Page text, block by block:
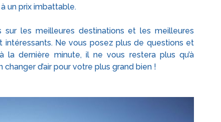
un prix imbattable.
sur les meilleures destinations et les meilleures
Ne vous posez plus de questions et
dernière minute, il ne vous restera plus qu’à
d’air pour votre plus grand bien !